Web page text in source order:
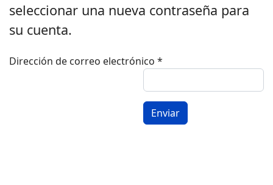
seleccionar una nueva contraseña para
su cuenta.
Dirección de correo electrónico *
Enviar